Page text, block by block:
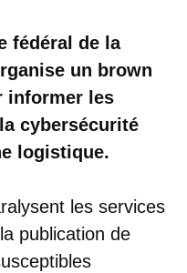
fédéral de la
un brown
informer les
cybersécurité
logistique.
les services
publication de